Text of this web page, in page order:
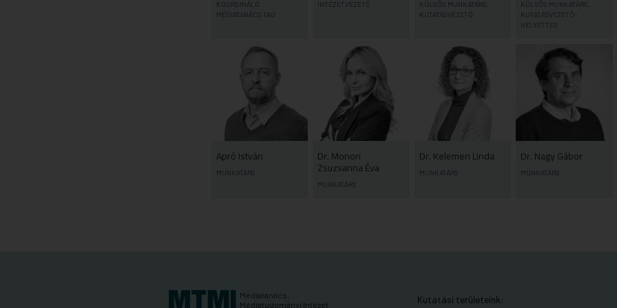
KOORDINÁLÓ
MÉDIATANÁCS TAG
INTÉZETVEZETŐ
KÜLSŐS MUNKATÁRS,
KUTATÁSVEZETŐ
KÜLSŐS MUNKATÁRS,
KUTATÁSVEZETŐ-
HELYETTES
Apró István
MUNKATÁRS
Dr. Monori
Zsuzsanna Éva
MUNKATÁRS
Dr. Kelemen Linda
MUNKATÁRS
Dr. Nagy Gábor
MUNKATÁRS
Médiatanács,
Médiatudományi Intézet
Kutatási területeink: